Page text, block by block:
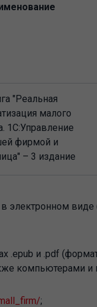
"Реальная
малого
1С:Управление
фирмой и
– 3 издание
в электронном
.epub и .pdf
компьютерами и
;